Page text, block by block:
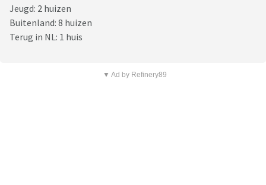
Jeugd: 2 huizen
Buitenland: 8 huizen
Terug in NL: 1 huis
▼ Ad by Refinery89